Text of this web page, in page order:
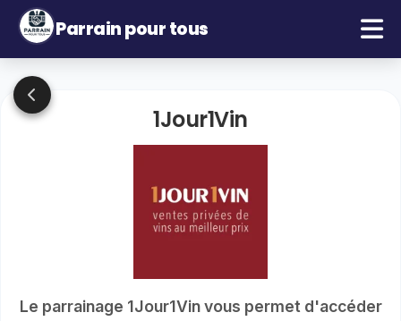
Parrain pour tous
1Jour1Vin
Le parrainage 1Jour1Vin vous permet d'accéder